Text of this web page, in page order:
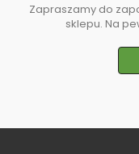
Zapraszamy do
sklepu. Na